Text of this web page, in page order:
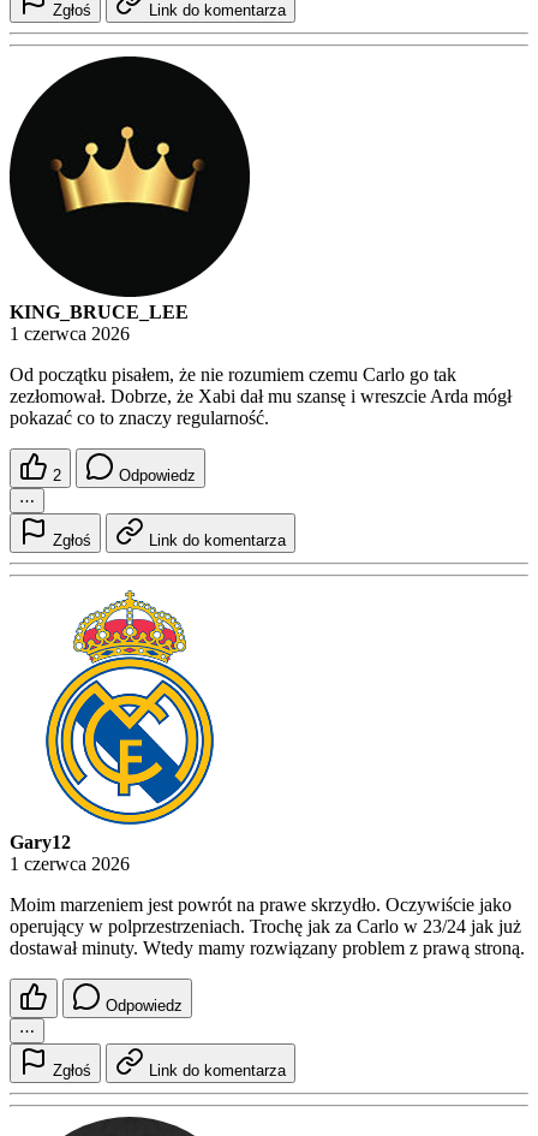
Zgłoś Link do komentarza
KING_BRUCE_LEE
1 czerwca 2026
Od początku pisałem, że nie rozumiem czemu Carlo go tak
zezłomował. Dobrze, że Xabi dał mu szansę i wreszcie Arda mógł
pokazać co to znaczy regularność.
2
Odpowiedz
⋯
Zgłoś Link do komentarza
Gary12
1 czerwca 2026
Moim marzeniem jest powrót na prawe skrzydło. Oczywiście jako
operujący w polprzestrzeniach. Trochę jak za Carlo w 23/24 jak już
dostawał minuty. Wtedy mamy rozwiązany problem z prawą stroną.
Odpowiedz
⋯
Zgłoś Link do komentarza